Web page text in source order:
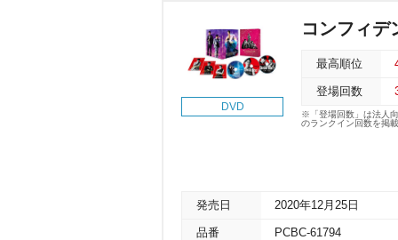
DVD
コンフィデ
最高順位
登場回数
※「登場回数」は法人
のランクイン回数を掲
発売日 2020年12月25日
品番 PCBC-61794